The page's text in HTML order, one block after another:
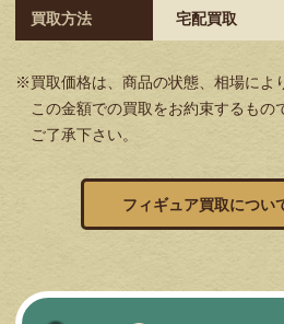
買取方法 宅配買取
※買取価格は、商品の状態、相場によ
この金額での買取をお約束するもの
ご了承下さい。
フィギュア買取につい